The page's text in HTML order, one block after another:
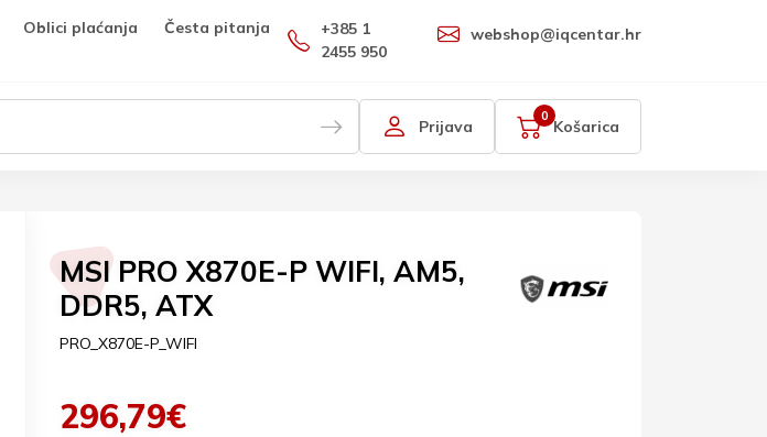
Oblici plaćanja
Česta pitanja
+385 1
2455 950
webshop@iqcentar.hr
Prijava Košarica
0
MSI PRO X870E-P WIFI, AM5,
DDR5, ATX
PRO_X870E-P_WIFI
296,79€